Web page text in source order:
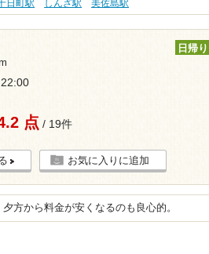
日町駅 しんざ駅 美佐島駅
日帰り
点 / 19件
お気に入りに追加
方から料金が安くなるのも良心的。